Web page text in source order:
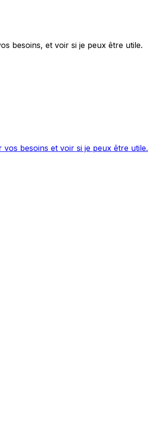
besoins, et voir si je peux être utile.
besoins et voir si je peux être utile.